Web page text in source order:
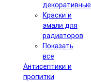
декоративные
Краски и
эмали для
радиаторов
Показать
все
Антисептики и
пропитки